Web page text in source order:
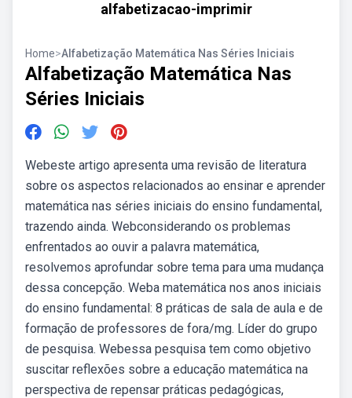
alfabetizacao-imprimir
Home>Alfabetização Matemática Nas Séries Iniciais
Alfabetização Matemática Nas
Séries Iniciais
Webeste artigo apresenta uma revisão de literatura
sobre os aspectos relacionados ao ensinar e aprender
matemática nas séries iniciais do ensino fundamental,
trazendo ainda. Webconsiderando os problemas
enfrentados ao ouvir a palavra matemática,
resolvemos aprofundar sobre tema para uma mudança
dessa concepção. Weba matemática nos anos iniciais
do ensino fundamental: 8 práticas de sala de aula e de
formação de professores de fora/mg. Líder do grupo
de pesquisa. Webessa pesquisa tem como objetivo
suscitar reflexões sobre a educação matemática na
perspectiva de repensar práticas pedagógicas,